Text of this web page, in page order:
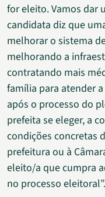
for eleito. Vamos dar
candidata diz que
melhorar o sistema
melhorando a
contratando mais
família para atender
após o processo do
prefeita se eleger, a
condições concretas
prefeitura ou à
eleito/a que cumpra
no processo eleitoral”.